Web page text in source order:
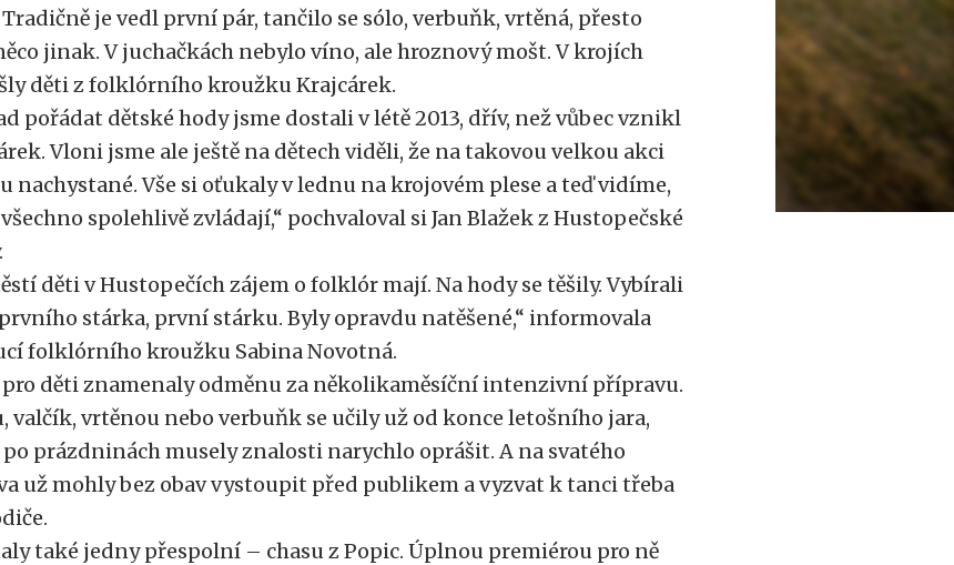
Tradičně je vedl první pár, tančilo se sólo, verbuňk, vrtěná, přesto
jinak. V juchačkách nebylo víno, ale hroznový mošt. V krojích
děti z folklórního kroužku Krajcárek.
pořádat dětské hody jsme dostali v létě 2013, dřív, než vůbec vznikl
Vloni jsme ale ještě na dětech viděli, že na takovou velkou akci
nachystané. Vše si oťukaly v lednu na krojovém plese a teď vidíme,
spolehlivě zvládají,“ pochvaloval si Jan Blažek z Hustopečské
děti v Hustopečích zájem o folklór mají. Na hody se těšily. Vybírali
stárka, první stárku. Byly opravdu natěšené,“ informovala
folklórního kroužku Sabina Novotná.
pro děti znamenaly odměnu za několikaměsíční intenzivní přípravu.
valčík, vrtěnou nebo verbuňk se učily už od konce letošního jara,
po prázdninách musely znalosti narychlo oprášit. A na svatého
už mohly bez obav vystoupit před publikem a vyzvat k tanci třeba
také jedny přespolní – chasu z Popic. Úplnou premiérou pro ně